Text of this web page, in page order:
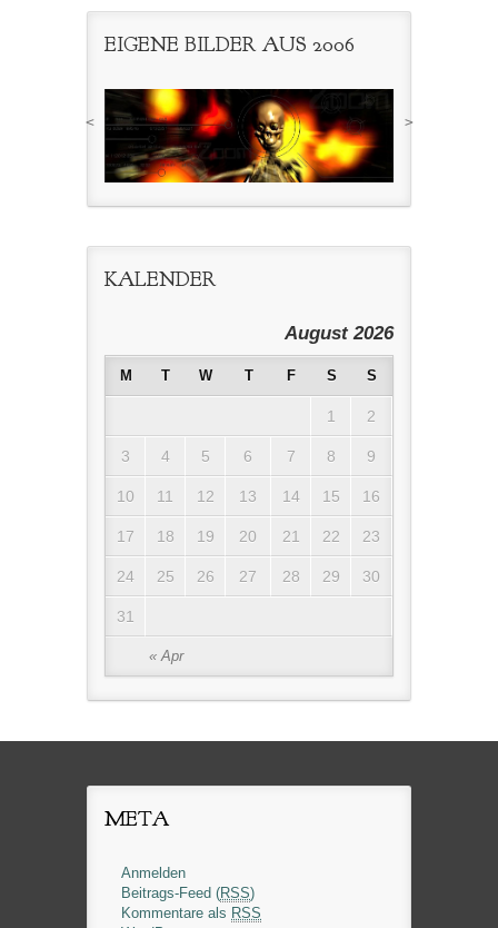
EIGENE BILDER AUS 2006
< >
KALENDER
August 2026
M T W T F S S
« Apr
1 2
3 4 5 6 7 8 9
10 11 12 13 14 15 16
17 18 19 20 21 22 23
24 25 26 27 28 29 30
31
META
Anmelden
Beitrags-Feed (RSS)
Kommentare als RSS